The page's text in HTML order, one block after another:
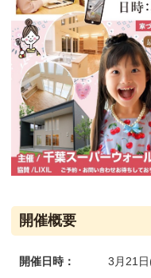
開催概要
開催日時： 3月21